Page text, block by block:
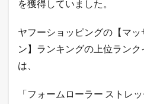
を獲得していました。
ヤフーショッピングの【マッ
ン】ランキングの上位ラン
は、
「フォームローラー ストレ